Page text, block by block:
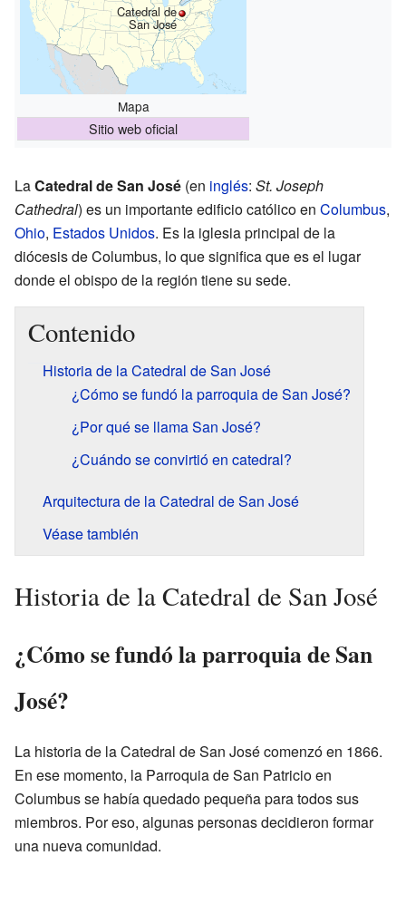
Catedral de
San José
Mapa
Sitio web oficial
LaCatedral de San José (en inglés: St. Joseph
Cathedral) es un importante edificio católico en Columbus,
Ohio, Estados Unidos. Es la iglesia principal de la
diócesis de Columbus, lo que significa que es el lugar
donde el obispo de la región tiene su sede.
Contenido
Historia de la Catedral de San José
¿Cómo se fundó la parroquia de San José?
¿Por qué se llama San José?
¿Cuándo se convirtió en catedral?
Arquitectura de la Catedral de San José
Véase también
Historia de la Catedral de San José
¿Cómo se fundó la parroquia de San
José?
La historia de la Catedral de San José comenzó en 1866.
En ese momento, la Parroquia de San Patricio en
Columbus se había quedado pequeña para todos sus
miembros. Por eso, algunas personas decidieron formar
una nueva comunidad.